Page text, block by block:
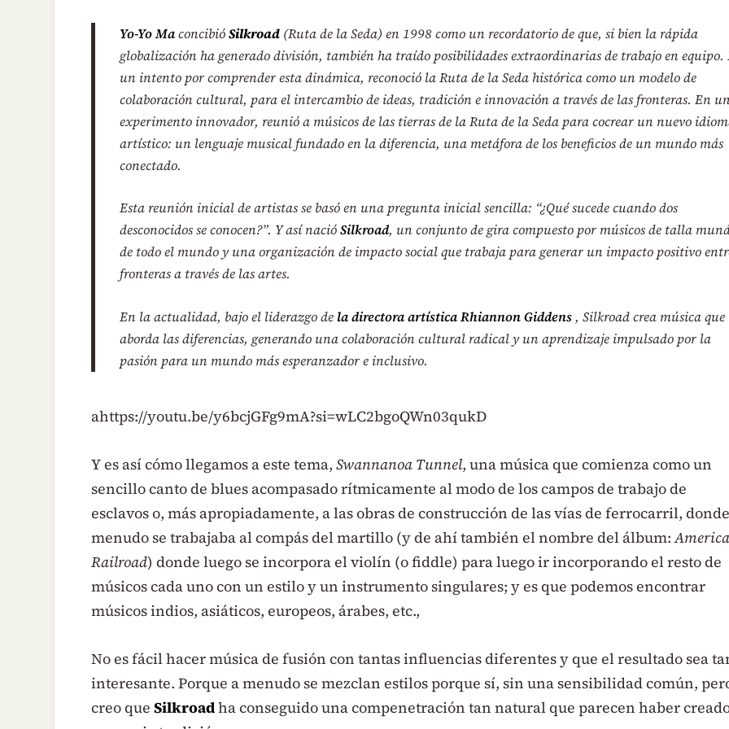
Yo-Yo MaconcibióSilkroad(Ruta de la Seda) en 1998 como un recordatorio de que, si bien la rápida
globalización ha generado división, también ha traído posibilidades extraordinarias de trabajo en equipo.
un intento por comprender esta dinámica, reconoció la Ruta de la Seda histórica como un modelo de
colaboración cultural, para el intercambio de ideas, tradición e innovación a través de las fronteras. En
experimento innovador, reunió a músicos de las tierras de la Ruta de la Seda para cocrear un nuevo
artístico: un lenguaje musical fundado en la diferencia, una metáfora de los beneficios de un mundo más
conectado.
Esta reunión inicial de artistas se basó en una pregunta inicial sencilla: “¿Qué sucede cuando dos
desconocidos se conocen?”. Y así nacióSilkroad, un conjunto de gira compuesto por músicos de talla
de todo el mundo y una organización de impacto social que trabaja para generar un impacto positivo
fronteras a través de las artes.
En la actualidad, bajo el liderazgo de la directora artística Rhiannon Giddens, Silkroad crea música que
aborda las diferencias, generando una colaboración cultural radical y un aprendizaje impulsado por la
pasión para un mundo más esperanzador e inclusivo.
ahttps://youtu.be/y6bcjGFg9mA?si=wLC2bgoQWn03qukD
Y es así cómo llegamos a este tema, Swannanoa Tunnel, una música que comienza como un
sencillo canto de blues acompasado rítmicamente al modo de los campos de trabajo de
esclavos o, más apropiadamente, a las obras de construcción de las vías de ferrocarril,
menudo se trabajaba al compás del martillo (y de ahí también el nombre del álbum:
Railroad) donde luego se incorpora el violín (o fiddle) para luego ir incorporando el resto de
músicos cada uno con un estilo y un instrumento singulares; y es que podemos encontrar
músicos indios, asiáticos, europeos, árabes, etc.,
No es fácil hacer música de fusión con tantas influencias diferentes y que el resultado sea
interesante. Porque a menudo se mezclan estilos porque sí, sin una sensibilidad común,
creo que Silkroadha conseguido una compenetración tan natural que parecen haber